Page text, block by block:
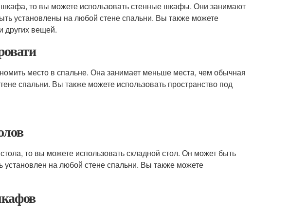
шкафа, то вы можете использовать стенные шкафы. Они занимают
установлены на любой стене спальни. Вы также можете
других вещей.
место в спальне. Она занимает меньше места, чем обычная
спальни. Вы также можете использовать пространство под
то вы можете использовать складной стол. Он может быть
установлен на любой стене спальни. Вы также можете